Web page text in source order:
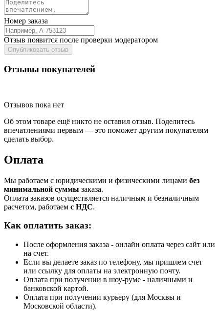
Номер заказа
Отзыв появится после проверки модератором
Опубликовать отзыв
Отзывы покупателей
Отзывов пока нет
Об этом товаре ещё никто не оставил отзыв. Поделитесь
впечатлениями первым — это поможет другим покупателям
сделать выбор.
Оплата
Мы работаем с юридическими и физическими лицами без
минимальной суммы заказа.
Оплата заказов осуществляется наличным и безналичным
расчетом, работаем с НДС.
Как оплатить заказ:
После оформления заказа - онлайн оплата через сайт или
на счет.
Если вы делаете заказ по телефону, мы пришлем счет
или ссылку для оплаты на электронную почту.
Оплата при получении в шоу-руме - наличными и
банковской картой.
Оплата при получении курьеру (для Москвы и
Московской области).